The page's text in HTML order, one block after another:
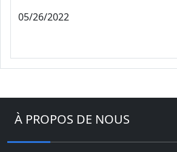
05/26/2022
À PROPOS DE NOUS